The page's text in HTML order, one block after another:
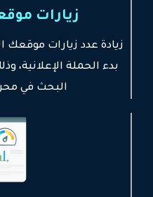
زيارات
زيادة عدد زيارات موقعك
بدء الحملة الإعلانية،
البحث في